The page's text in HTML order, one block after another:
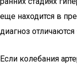
еще находится в
диагноз
Если колебания